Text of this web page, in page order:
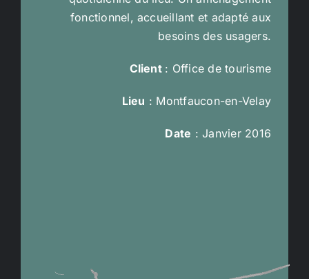
fonctionnel, accueillant et adapté aux
besoins des usagers.
Client : Office de tourisme
Lieu : Montfaucon-en-Velay
Date : Janvier 2016